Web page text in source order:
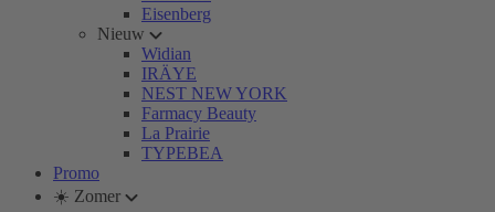
Eisenberg
Nieuw
Widian
IRÄYE
NEST NEW YORK
Farmacy Beauty
La Prairie
TYPEBEA
Promo
☀️ Zomer